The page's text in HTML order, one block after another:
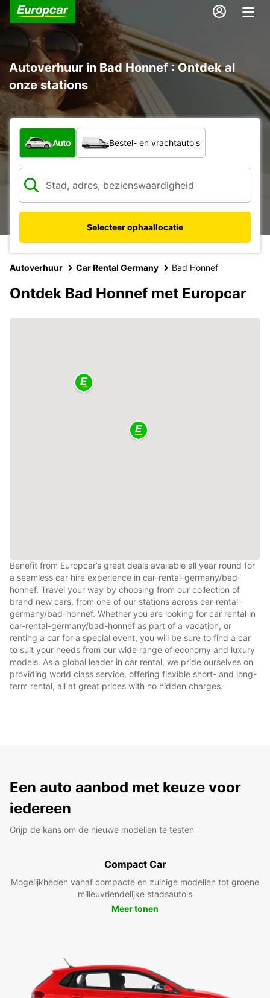
Autoverhuur in Bad Honnef : Ontdek al
onze stations
Welk type voertuig?
Auto Bestel- en vrachtauto's
Selecteer ophaallocatie
Autoverhuur Car Rental Germany Bad Honnef
Ontdek Bad Honnef met Europcar
Benefit from Europcar’s great deals available all year round for
a seamless car hire experience in car-rental-germany/bad-
honnef. Travel your way by choosing from our collection of
brand new cars, from one of our stations across car-rental-
germany/bad-honnef. Whether you are looking for car rental in
car-rental-germany/bad-honnef as part of a vacation, or
renting a car for a special event, you will be sure to find a car
to suit your needs from our wide range of economy and luxury
models. As a global leader in car rental, we pride ourselves on
providing world class service, offering flexible short- and long-
term rental, all at great prices with no hidden charges.
Een auto aanbod met keuze voor
iedereen
Grijp de kans om de nieuwe modellen te testen
Compact Car
Mogelijkheden vanaf compacte en zuinige modellen tot groene
milieuvriendelijke stadsauto's
Meer tonen